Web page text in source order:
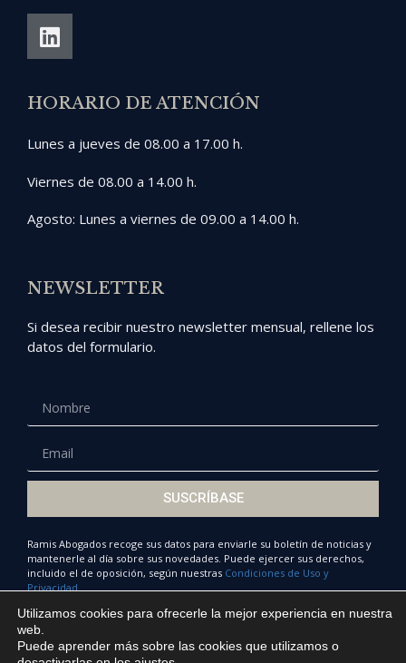
HORARIO DE ATENCIÓN
Lunes a jueves de 08.00 a 17.00 h.
Viernes de 08.00 a 14.00 h.
Agosto: Lunes a viernes de 09.00 a 14.00 h.
NEWSLETTER
Si desea recibir nuestro newsletter mensual, rellene los
datos del formulario.
SUSCRÍBASE
Ramis Abogados recoge sus datos para enviarle su boletín de noticias y
mantenerle al día sobre sus novedades. Puede ejercer sus derechos,
incluido el de oposición, según nuestras Condiciones de Uso y
Privacidad.
© Ramis Abogados 2022
Utilizamos cookies para ofrecerle la mejor experiencia en nuestra
web.
Puede aprender más sobre las cookies que utilizamos o